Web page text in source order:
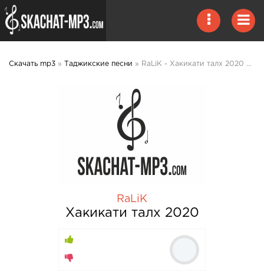
Скачать mp3 » Таджикские песни » RaLiK - Хакикати талх 2020 mp3 скачать
RaLiK
Хакикати талх 2020